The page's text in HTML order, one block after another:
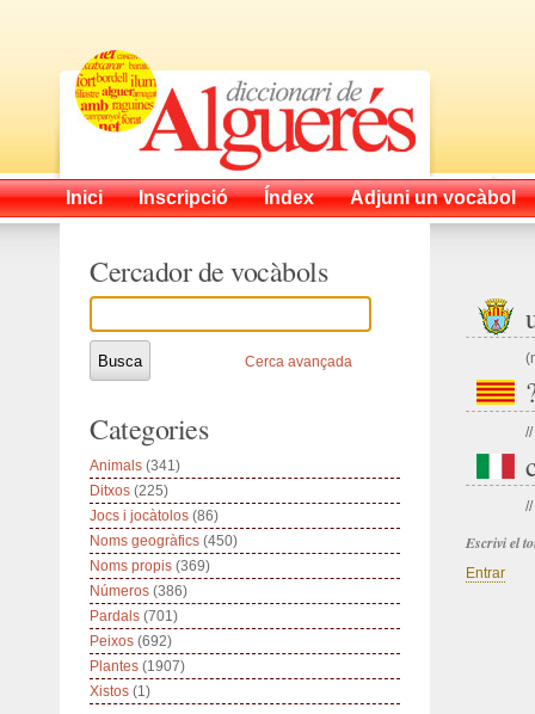
Inici Inscripció Índex Adjuni un vocàbol
//
//
Escrivi el
Entrar
Cercador de vocàbols
Cerca avançada
Categories
Animals (341)
Ditxos (225)
Jocs i jocàtolos (86)
Noms geogràfics (450)
Noms propis (369)
Números (386)
Pardals (701)
Peixos (692)
Plantes (1907)
Xistos (1)